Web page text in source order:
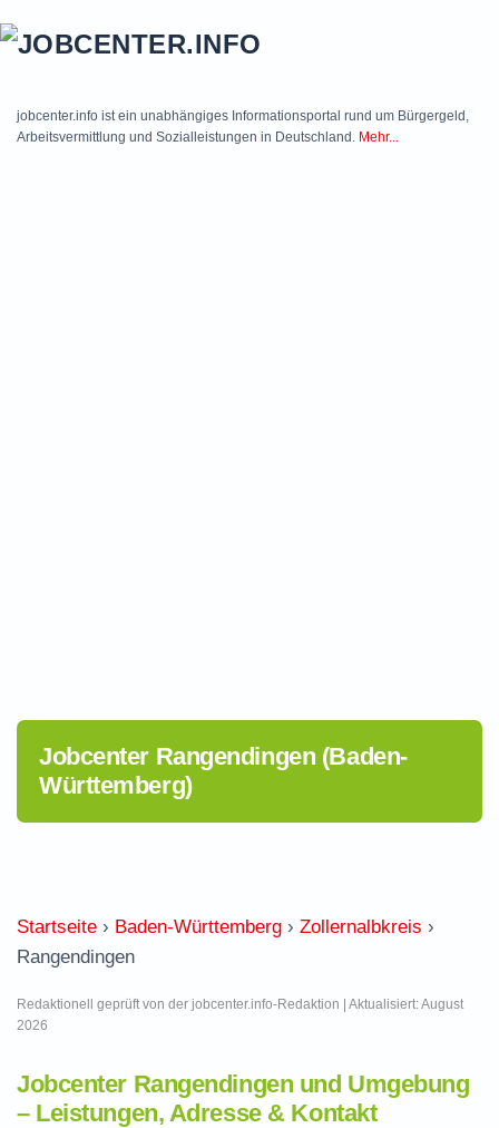
jobcenter.info ist ein unabhängiges Informationsportal rund um Bürgergeld,
Arbeitsvermittlung und Sozialleistungen in Deutschland. Mehr...
Jobcenter Rangendingen (Baden-
Württemberg)
Startseite › Baden-Württemberg › Zollernalbkreis ›
Rangendingen
Redaktionell geprüft von der jobcenter.info-Redaktion | Aktualisiert: August
2026
Jobcenter Rangendingen und Umgebung
– Leistungen, Adresse & Kontakt